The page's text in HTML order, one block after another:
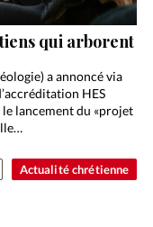
Actualité chrétienne
qui arborent
a annoncé via
HES
lancement du «projet